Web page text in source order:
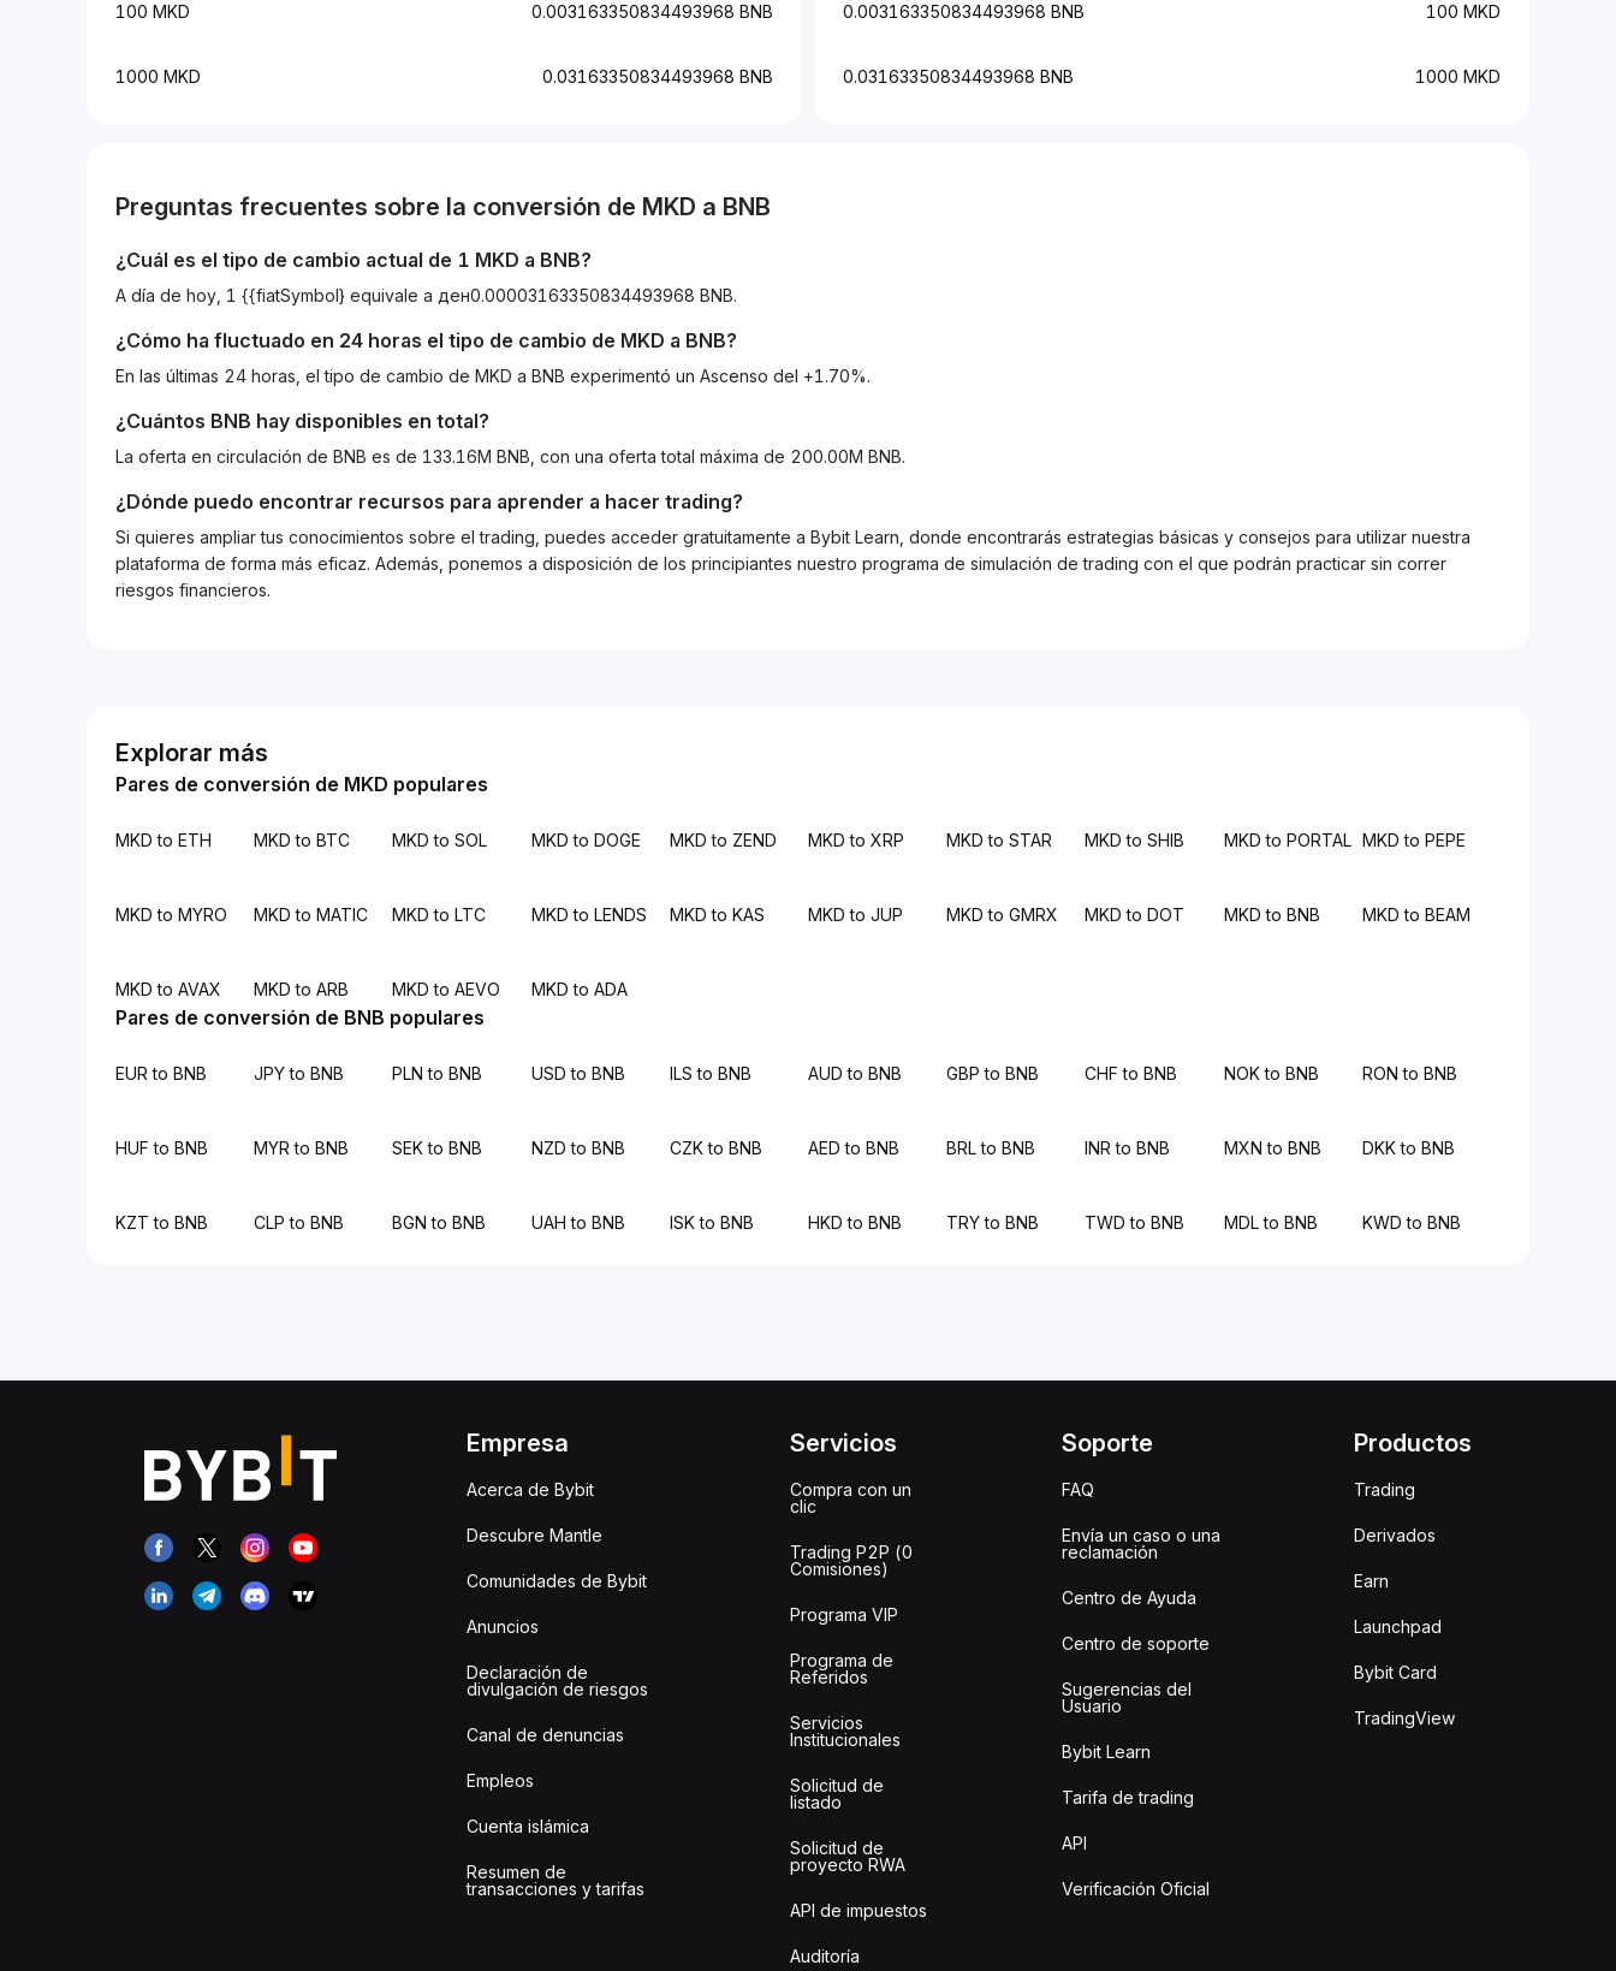
0.003163350834493968 BNB 100 MKD
0.03163350834493968 BNB 1000 MKD
100 MKD 0.003163350834493968 BNB
1000 MKD 0.03163350834493968 BNB
Preguntas frecuentes sobre la conversión de MKD a BNB
¿Cuál es el tipo de cambio actual de 1 MKD a BNB?
A día de hoy, 1 {{fiatSymbol} equivale a ден0.00003163350834493968 BNB.
¿Cómo ha fluctuado en 24 horas el tipo de cambio de MKD a BNB?
En las últimas 24 horas, el tipo de cambio de MKD a BNB experimentó un Ascenso del +1.70%.
¿Cuántos BNB hay disponibles en total?
La oferta en circulación de BNB es de 133.16M BNB, con una oferta total máxima de 200.00M BNB.
¿Dónde puedo encontrar recursos para aprender a hacer trading?
Si quieres ampliar tus conocimientos sobre el trading, puedes acceder gratuitamente a Bybit Learn, donde encontrarás estrategias básicas y consejos para utilizar nuestra
plataforma de forma más eficaz. Además, ponemos a disposición de los principiantes nuestro programa de simulación de trading con el que podrán practicar sin correr
riesgos financieros.
Explorar más
Pares de conversión de MKD populares
MKD to ETH MKD to BTC MKD to SOL MKD to DOGE MKD to ZEND MKD to XRP MKD to STAR MKD to SHIB MKD to PORTAL MKD to PEPE
MKD to MYRO MKD to MATIC MKD to LTC MKD to LENDS MKD to KAS MKD to JUP MKD to GMRX MKD to DOT MKD to BNB MKD to BEAM
MKD to AVAX MKD to ARB MKD to AEVO MKD to ADA
Pares de conversión de BNB populares
EUR to BNB JPY to BNB PLN to BNB USD to BNB ILS to BNB AUD to BNB GBP to BNB CHF to BNB NOK to BNB RON to BNB
HUF to BNB MYR to BNB SEK to BNB NZD to BNB CZK to BNB AED to BNB BRL to BNB INR to BNB MXN to BNB DKK to BNB
KZT to BNB CLP to BNB BGN to BNB UAH to BNB ISK to BNB HKD to BNB TRY to BNB TWD to BNB MDL to BNB KWD to BNB
Empresa
Acerca de Bybit
Descubre Mantle
Comunidades de Bybit
Anuncios
Declaración de
divulgación de riesgos
Canal de denuncias
Empleos
Cuenta islámica
Resumen de
transacciones y tarifas
Servicios
Compra con un
clic
Trading P2P (0
Comisiones)
Programa VIP
Programa de
Referidos
Servicios
Institucionales
Solicitud de
listado
Solicitud de
proyecto RWA
API de impuestos
Auditoría
Soporte
FAQ
Envía un caso o una
reclamación
Centro de Ayuda
Centro de soporte
Sugerencias del
Usuario
Bybit Learn
Tarifa de trading
API
Verificación Oficial
Productos
Trading
Derivados
Earn
Launchpad
Bybit Card
TradingView